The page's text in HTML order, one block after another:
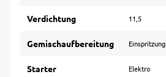
Verdichtung 11,5
Gemischaufbereitung Einspritzung
Starter Elektro